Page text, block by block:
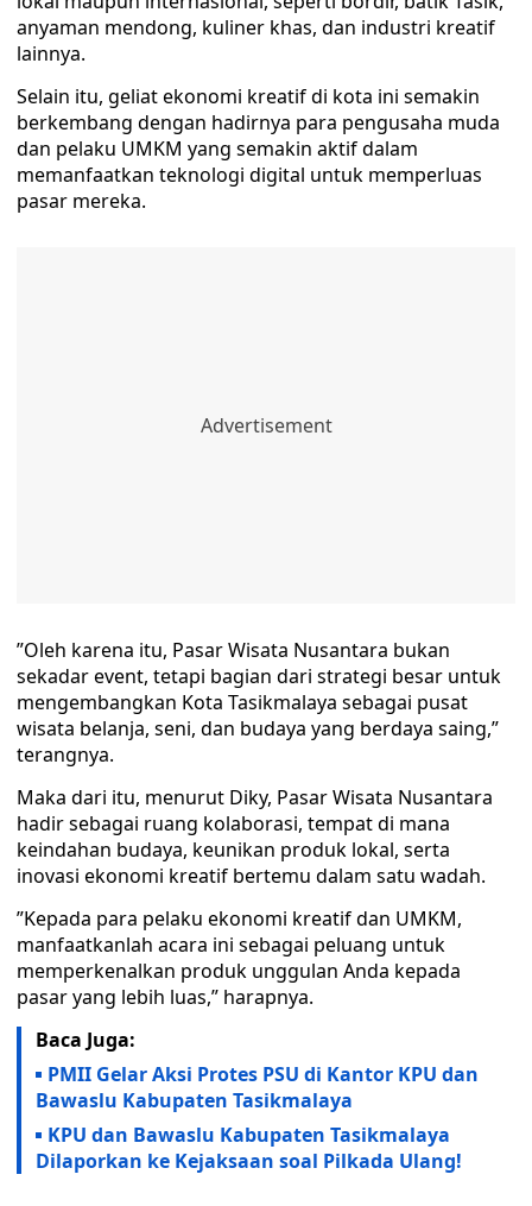
anyaman mendong, kuliner khas, dan industri kreatif
lainnya.
Selain itu, geliat ekonomi kreatif di kota ini semakin
berkembang dengan hadirnya para pengusaha muda
dan pelaku UMKM yang semakin aktif dalam
memanfaatkan teknologi digital untuk memperluas
pasar mereka.
”Oleh karena itu, Pasar Wisata Nusantara bukan
sekadar event, tetapi bagian dari strategi besar untuk
mengembangkan Kota Tasikmalaya sebagai pusat
wisata belanja, seni, dan budaya yang berdaya saing,”
terangnya.
Maka dari itu, menurut Diky, Pasar Wisata Nusantara
hadir sebagai ruang kolaborasi, tempat di mana
keindahan budaya, keunikan produk lokal, serta
inovasi ekonomi kreatif bertemu dalam satu wadah.
”Kepada para pelaku ekonomi kreatif dan UMKM,
manfaatkanlah acara ini sebagai peluang untuk
memperkenalkan produk unggulan Anda kepada
pasar yang lebih luas,” harapnya.
Baca Juga:
PMII Gelar Aksi Protes PSU di Kantor KPU dan
Bawaslu Kabupaten Tasikmalaya
KPU dan Bawaslu Kabupaten Tasikmalaya
Dilaporkan ke Kejaksaan soal Pilkada Ulang!